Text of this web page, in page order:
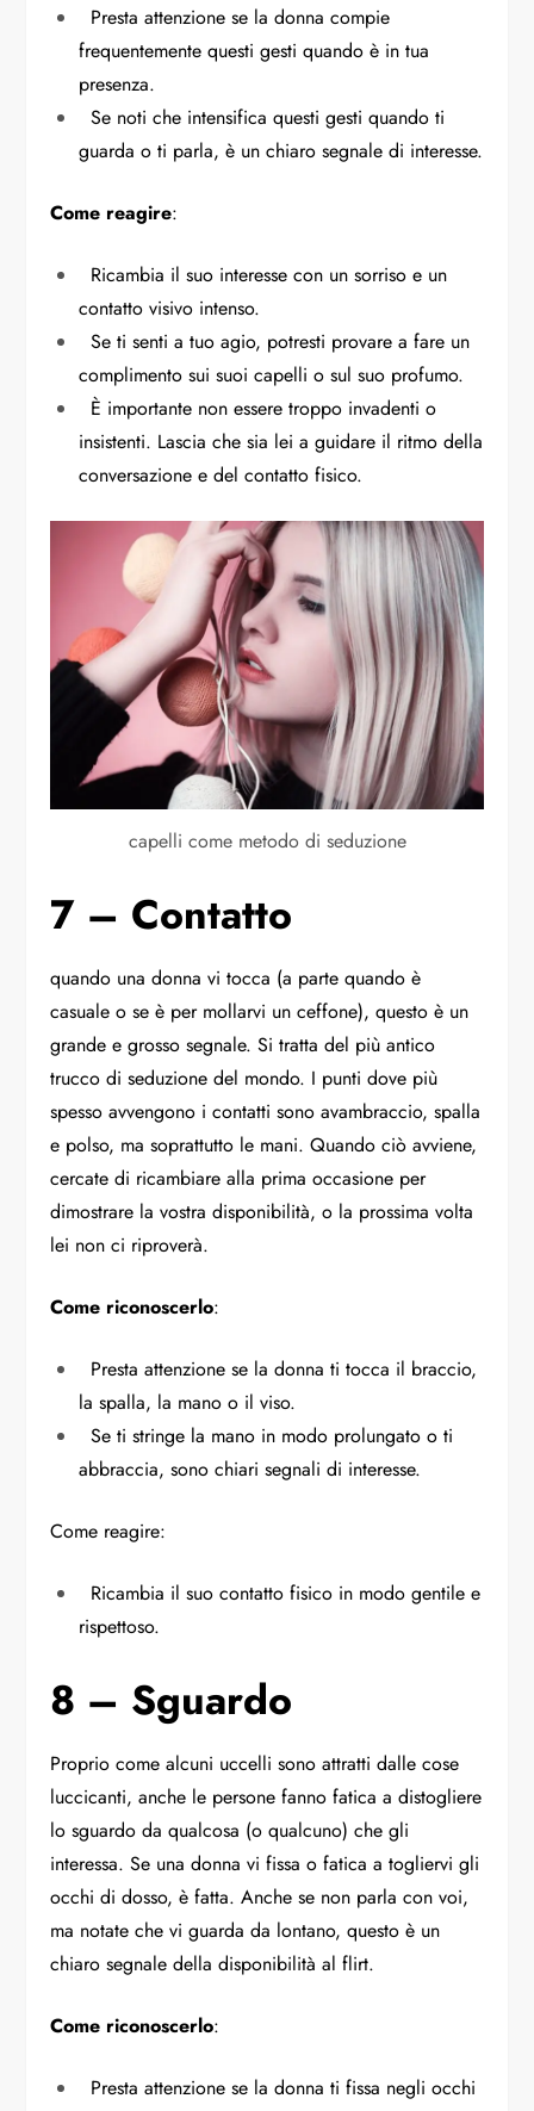
Presta attenzione se la donna compie
frequentemente questi gesti quando è in tua
presenza.
Se noti che intensifica questi gesti quando ti
guarda o ti parla, è un chiaro segnale di interesse.
Come reagire:
Ricambia il suo interesse con un sorriso e un
contatto visivo intenso.
Se ti senti a tuo agio, potresti provare a fare un
complimento sui suoi capelli o sul suo profumo.
È importante non essere troppo invadenti o
insistenti. Lascia che sia lei a guidare il ritmo della
conversazione e del contatto fisico.
capelli come metodo di seduzione
7 – Contatto
quando una donna vi tocca (a parte quando è
casuale o se è per mollarvi un ceffone), questo è un
grande e grosso segnale. Si tratta del più antico
trucco di seduzione del mondo. I punti dove più
spesso avvengono i contatti sono avambraccio, spalla
e polso, ma soprattutto le mani. Quando ciò avviene,
cercate di ricambiare alla prima occasione per
dimostrare la vostra disponibilità, o la prossima volta
lei non ci riproverà.
Come riconoscerlo:
Presta attenzione se la donna ti tocca il braccio,
la spalla, la mano o il viso.
Se ti stringe la mano in modo prolungato o ti
abbraccia, sono chiari segnali di interesse.
Come reagire:
Ricambia il suo contatto fisico in modo gentile e
rispettoso.
8 – Sguardo
Proprio come alcuni uccelli sono attratti dalle cose
luccicanti, anche le persone fanno fatica a distogliere
lo sguardo da qualcosa (o qualcuno) che gli
interessa. Se una donna vi fissa o fatica a togliervi gli
occhi di dosso, è fatta. Anche se non parla con voi,
ma notate che vi guarda da lontano, questo è un
chiaro segnale della disponibilità al flirt.
Come riconoscerlo:
Presta attenzione se la donna ti fissa negli occhi